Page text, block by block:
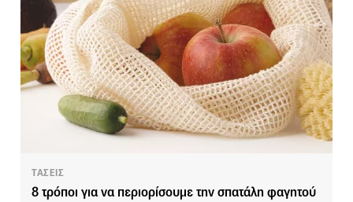
ΤΑΣΕΙΣ
8 τρόποι για να περιορίσουμε την σπατάλη φαγητού